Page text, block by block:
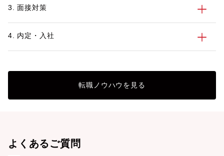
3. 面接対策
4. 内定・入社
転職ノウハウを見る
よくあるご質問